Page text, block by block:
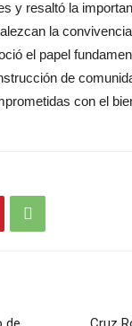
y resaltó la
la
el papel
de
con el